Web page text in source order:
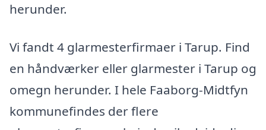
herunder.
Vi fandt 4 glarmesterfirmaer i Tarup. Find
en håndværker eller glarmester i Tarup og
omegn herunder. I hele Faaborg-Midtfyn
kommunefindes der flere